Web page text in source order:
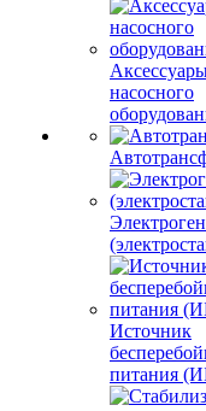
насосного
Источник
питания